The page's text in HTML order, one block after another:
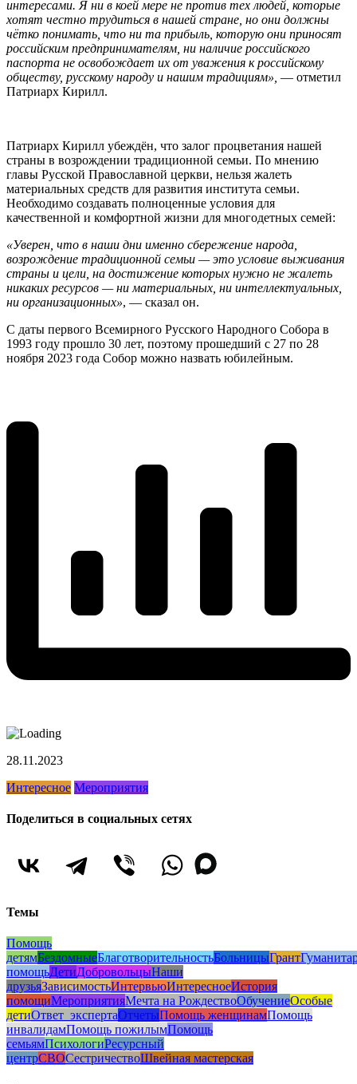
интересами. Я ни в коей мере не против тех людей, которые
хотят честно трудиться в нашей стране, но они должны
чётко понимать, что ни та прибыль, которую они приносят
российским предпринимателям, ни наличие российского
паспорта не освобождает их от уважения к российскому
обществу, русскому народу и нашим традициям», — отметил
Патриарх Кирилл.
Патриарх Кирилл убеждён, что залог процветания нашей
страны в возрождении традиционной семьи. По мнению
главы Русской Православной церкви, нельзя жалеть
материальных средств для развития института семьи.
Необходимо создавать полноценные условия для
качественной и комфортной жизни для многодетных семей:
«Уверен, что в наши дни именно сбережение народа,
возрождение традиционной семьи — это условие выживания
страны и цели, на достижение которых нужно не жалеть
никаких ресурсов — ни материальных, ни интеллектуальных,
ни организационных», — сказал он.
С даты первого Всемирного Русского Народного Собора в
1993 году прошло 30 лет, поэтому прошедший с 27 по 28
ноября 2023 года Собор можно назвать юбилейным.
28.11.2023
Интересное Мероприятия
Поделиться в социальных сетях
Темы
Помощь
детямБездомныеБлаготворительностьБольницыГрант
помощьДетиДобровольцыНаши
друзьяЗависимостьИнтервьюИнтересноеИстория
помощиМероприятияМечта на РождествоОбучениеОсобые
детиОтвет_экспертаОтчетыПомощь женщинамПомощь
инвалидамПомощь пожилымПомощь
семьямПсихологиРесурсный
центрСВОСестричествоШвейная мастерская